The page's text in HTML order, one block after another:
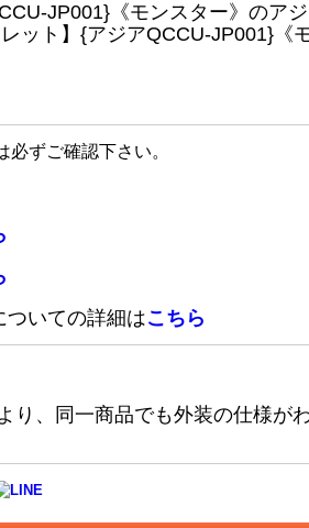
JP001}《モンスター》のア
ト】{アジアQCCU-JP001}《モ
ずご確認下さい。
ついての詳細はこちら
り、同一商品でも外装の仕様が